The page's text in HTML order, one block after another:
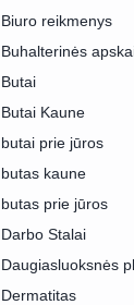
Biuro reikmenys
Buhalterinės
Butai
Butai Kaune
butai prie jūros
butas kaune
butas prie jūros
Darbo Stalai
Daugiasluoksnės
Dermatitas